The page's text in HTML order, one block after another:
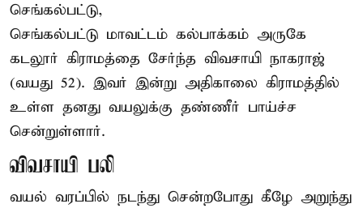
செங்கல்பட்டு,
செங்கல்பட்டு மாவட்டம் கல்பாக்கம் அருகே
கடலூர் கிராமத்தை சேர்ந்த விவசாயி நாகராஜ்
(வயது 52). இவர் இன்று அதிகாலை கிராமத்தில்
உள்ள தனது வயலுக்கு தண்ணீர் பாய்ச்ச
சென்றுள்ளார்.
விவசாயி பலி
வயல் வரப்பில் நடந்து சென்றபோது கீழே அறுந்து